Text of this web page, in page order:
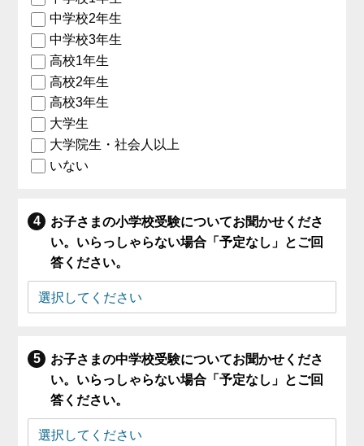
中学校2年生
中学校3年生
高校1年生
高校2年生
高校3年生
大学生
大学院生・社会人以上
いない
お子さまの小学校受験についてお聞かせくださ
い。いらっしゃらない場合「予定なし」とご回
答ください。
お子さまの中学校受験についてお聞かせくださ
い。いらっしゃらない場合「予定なし」とご回
答ください。